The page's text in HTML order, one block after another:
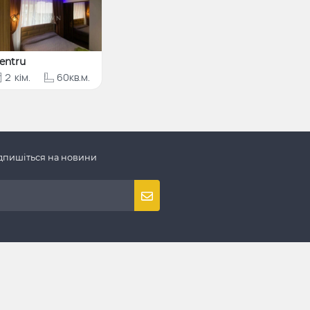
2 кім. 60кв.м.
на новини